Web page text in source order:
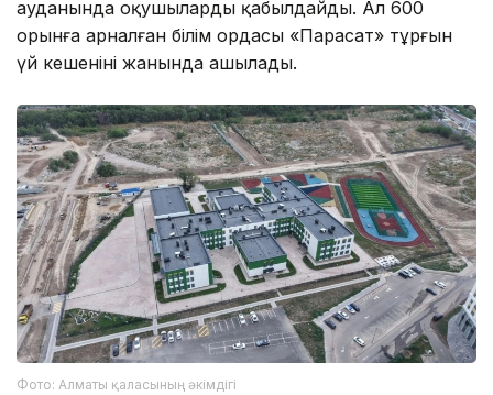
ауданында оқушыларды қабылдайды. Ал 600
орынға арналған білім ордасы «Парасат» тұрғын
үй кешенінің жанында ашылады.
Фото: Алматы қаласының әкімдігі